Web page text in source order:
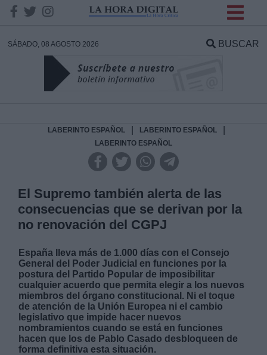
SÁBADO, 08 AGOSTO 2026 BUSCAR
LABERINTO ESPAÑOL LABERINTO ESPAÑOL
LABERINTO ESPAÑOL
El Supremo también alerta de las
consecuencias que se derivan por la
no renovación del CGPJ
España lleva más de 1.000 días con el Consejo
General del Poder Judicial en funciones por la
postura del Partido Popular de imposibilitar
cualquier acuerdo que permita elegir a los nuevos
miembros del órgano constitucional. Ni el toque
de atención de la Unión Europea ni el cambio
legislativo que impide hacer nuevos
nombramientos cuando se está en funciones
hacen que los de Pablo Casado desbloqueen de
forma definitiva esta situación.
DATOS
Responsable:
Derechos: